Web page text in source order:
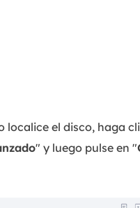
localice el disco, haga
" y luego pulse en "